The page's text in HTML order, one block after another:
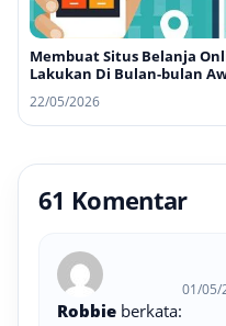
Membuat Situs Belanja
Lakukan Di Bulan-bulan
22/05/2026
61 Komentar
Robbie berkata:
01/05/